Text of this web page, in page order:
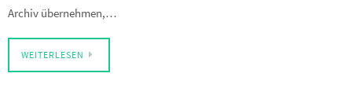
Archiv übernehmen,…
WEITERLESEN